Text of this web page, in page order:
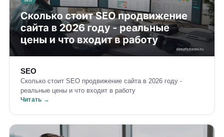
SEO
Сколько стоит SEO продвижение сайта в 2026 году -
реальные цены и что входит в работу
Читать →